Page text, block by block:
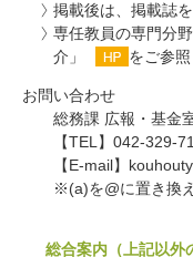
掲載後は、掲載誌
専任教員の専門分
介」
をご参照
お問い合わせ
総務課 広報・基
【TEL】042-
【E-mail】
※(a)を@に置き換え
総合案内（上記以外